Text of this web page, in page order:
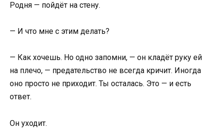
Родня — пойдёт на стену.
— И что мне с этим делать?
— Как хочешь. Но одно запомни, — он кладёт руку ей
на плечо, — предательство не всегда кричит. Иногда
оно просто не приходит. Ты осталась. Это — и есть
ответ.
Он уходит.